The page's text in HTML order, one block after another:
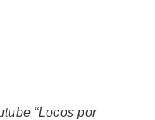
“Locos por